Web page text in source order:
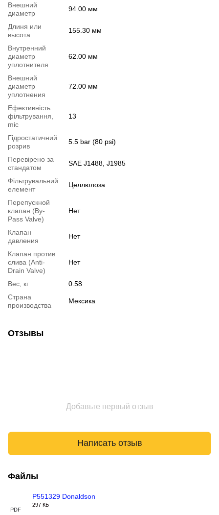
Внешний
диаметр
94.00 мм
Длиня или
высота
155.30 мм
Внутренний
диаметр
уплотнителя
62.00 мм
Внешний
диаметр
уплотнения
72.00 мм
Ефективність
фільтрування,
mic
13
Гідростатичний
розрив
5.5 bar (80 psi)
Перевірено за
стандатом
SAE J1488, J1985
Фільтрувальний
елемент
Целлюлоза
Перепускной
клапан (By-
Pass Valve)
Нет
Клапан
давления
Нет
Клапан против
слива (Anti-
Drain Valve)
Нет
Вес, кг
0.58
Страна
производства
Мексика
Отзывы
Добавьте первый отзыв
Написать отзыв
Файлы
PDF
P551329 Donaldson
297 КБ